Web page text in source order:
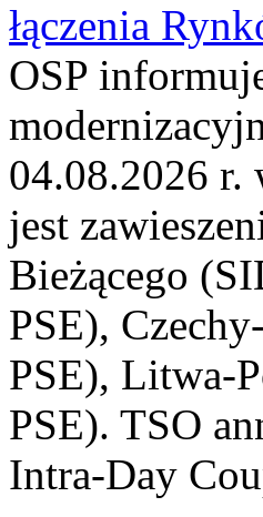
łączenia
OSP
04.08.2026 r.
jest
Bieżącego
PSE),
PSE), Litwa-
PSE). TSO
Intra-Day